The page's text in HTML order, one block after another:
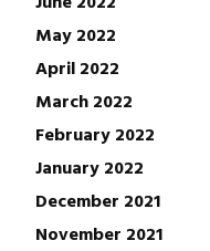
May 2022
April 2022
March 2022
February 2022
January 2022
December 2021
November 2021